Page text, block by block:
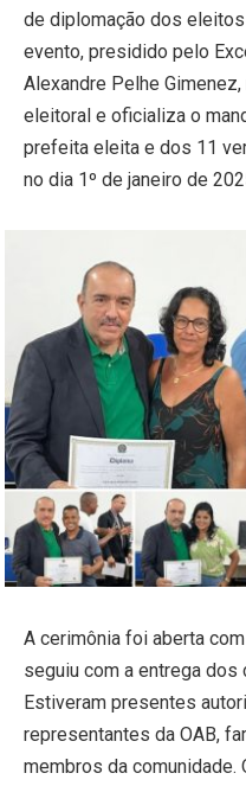
de diplomação dos
evento, presidido pelo
Alexandre Pelhe
eleitoral e oficializa o
prefeita eleita e dos 11
no dia 1º de janeiro de
A cerimônia foi aberta
seguiu com a entrega
Estiveram presentes
representantes da OAB,
membros da comunidade.